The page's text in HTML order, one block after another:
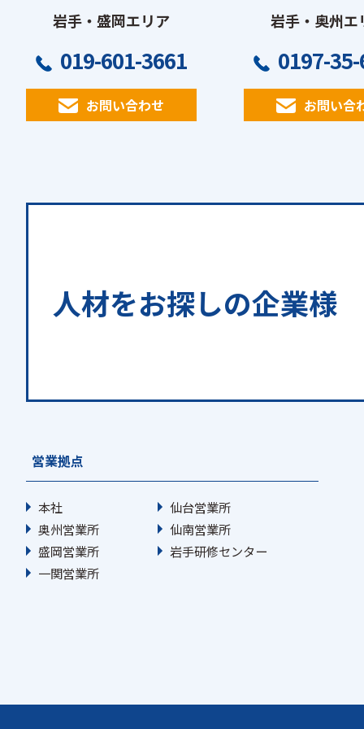
岩手・盛岡エリア
019-601-3661
お問い合わせ
岩手・奥州エ
0197-
お問い合
人材をお探しの企業様
営業拠点
本社
奥州営業所
盛岡営業所
一関営業所
仙台営業所
仙南営業所
岩手研修センター